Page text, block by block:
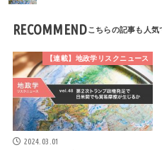
RECOMMEND
【連載】地政学リスクニュース
2024.03.01